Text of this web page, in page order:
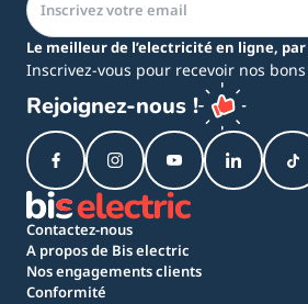
Le meilleur de l’electricité en ligne, par
Inscrivez-vous pour recevoir nos
Rejoignez-nous !
Contactez-nous
A propos de Bis electric
Nos engagements clients
Conformité